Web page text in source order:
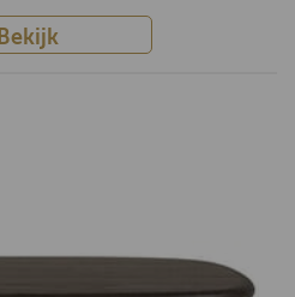
Bekijk